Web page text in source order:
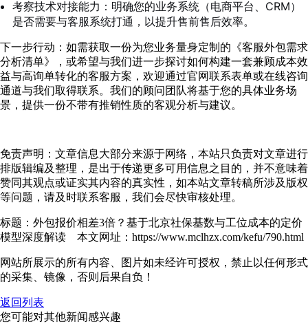
考察技术对接能力：明确您的业务系统（电商平台、CRM）
是否需要与客服系统打通，以提升售前售后效率。
下一步行动：如需获取一份为您业务量身定制的《客服外包需求
分析清单》，或希望与我们进一步探讨如何构建一套兼顾成本效
益与高询单转化的客服方案，欢迎通过官网联系表单或在线咨询
通道与我们取得联系。我们的顾问团队将基于您的具体业务场
景，提供一份不带有推销性质的客观分析与建议。
免责声明：文章信息大部分来源于网络，本站只负责对文章进行
排版辑编及整理，是出于传递更多可用信息之目的，并不意味着
赞同其观点或证实其内容的真实性，如本站文章转稿所涉及版权
等问题，请及时联系客服，我们会尽快审核处理。
标题：外包报价相差3倍？基于北京社保基数与工位成本的定价
模型深度解读 本文网址：https://www.mclhzx.com/kefu/790.html
网站所展示的所有内容、图片如未经许可授权，禁止以任何形式
的采集、镜像，否则后果自负！
返回列表
您可能对其他新闻感兴趣